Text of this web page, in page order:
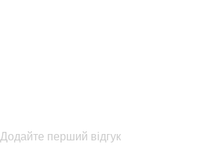
Додайте перший відгук